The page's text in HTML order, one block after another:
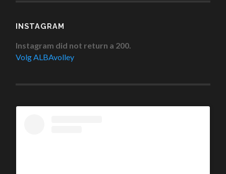
INSTAGRAM
Instagram did not return a 200.
Volg ALBAvolley